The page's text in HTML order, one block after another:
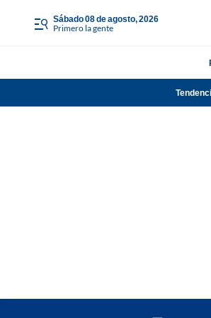
sábado 08 de agosto, 2026
Primero la gente